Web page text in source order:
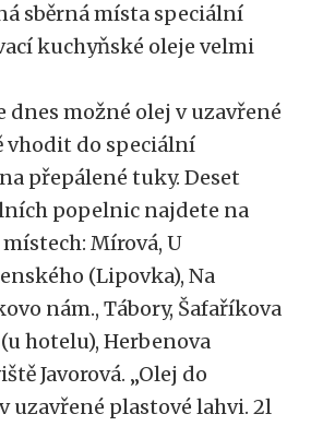
sběrná místa speciální
kuchyňské oleje velmi
dnes možné olej v uzavřené
vhodit do speciální
přepálené tuky. Deset
popelnic najdete na
Mírová, U
(Lipovka), Na
nám., Tábory, Šafaříkova
hotelu), Herbenova
Javorová. „Olej do
uzavřené plastové lahvi. 2l